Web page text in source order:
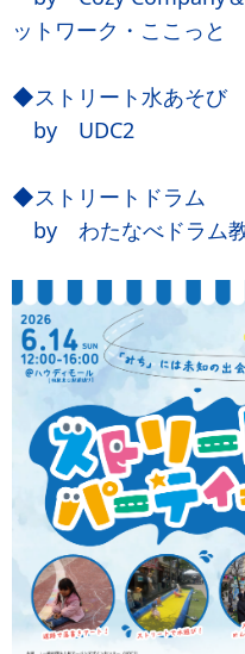
ットワーク・ここっと
◆ストリート水あそび
by UDC2
◆ストリートドラム
by わたなべドラム